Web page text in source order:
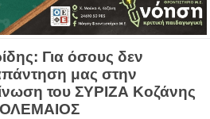
Για όσους δεν
μας στην
του ΣΥΡΙΖΑ Κοζάνης